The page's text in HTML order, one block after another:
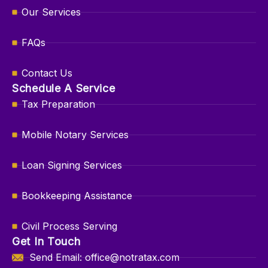
Our Services
FAQs
Contact Us
Schedule A Service
Tax Preparation
Mobile Notary Services
Loan Signing Services
Bookkeeping Assistance
Civil Process Serving
Get In Touch
Send Email: office@notratax.com